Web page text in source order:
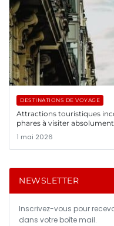
DESTINATIONS DE VOYAGE
Attractions touristiques
phares à visiter
1 mai 2026
NEWSLETTER
Inscrivez-vous pour
dans votre boîte mail.